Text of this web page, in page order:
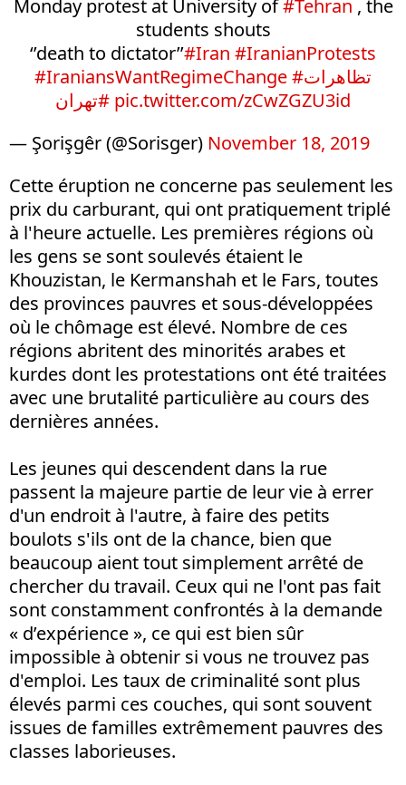
Monday protest at University of#Tehran , the
students shouts
‘’death to dictator’’#Iran #IranianProtests
#IraniansWantRegimeChange
#تظاهرات
#تهران pic.twitter.com/zCwZGZU3id
— Şorişgêr (@Sorisger) November 18, 2019
Cette éruption ne concerne pas seulement les
prix du carburant, qui ont pratiquement triplé
à l'heure actuelle. Les premières régions où
les gens se sont soulevés étaient le
Khouzistan, le Kermanshah et le Fars, toutes
des provinces pauvres et sous-développées
où le chômage est élevé. Nombre de ces
régions abritent des minorités arabes et
kurdes dont les protestations ont été traitées
avec une brutalité particulière au cours des
dernières années.
Les jeunes qui descendent dans la rue
passent la majeure partie de leur vie à errer
d'un endroit à l'autre, à faire des petits
boulots s'ils ont de la chance, bien que
beaucoup aient tout simplement arrêté de
chercher du travail. Ceux qui ne l'ont pas fait
sont constamment confrontés à la demande
« d’expérience », ce qui est bien sûr
impossible à obtenir si vous ne trouvez pas
d'emploi. Les taux de criminalité sont plus
élevés parmi ces couches, qui sont souvent
issues de familles extrêmement pauvres des
classes laborieuses.